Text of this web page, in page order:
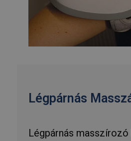
Légpárnás
Légpárnás